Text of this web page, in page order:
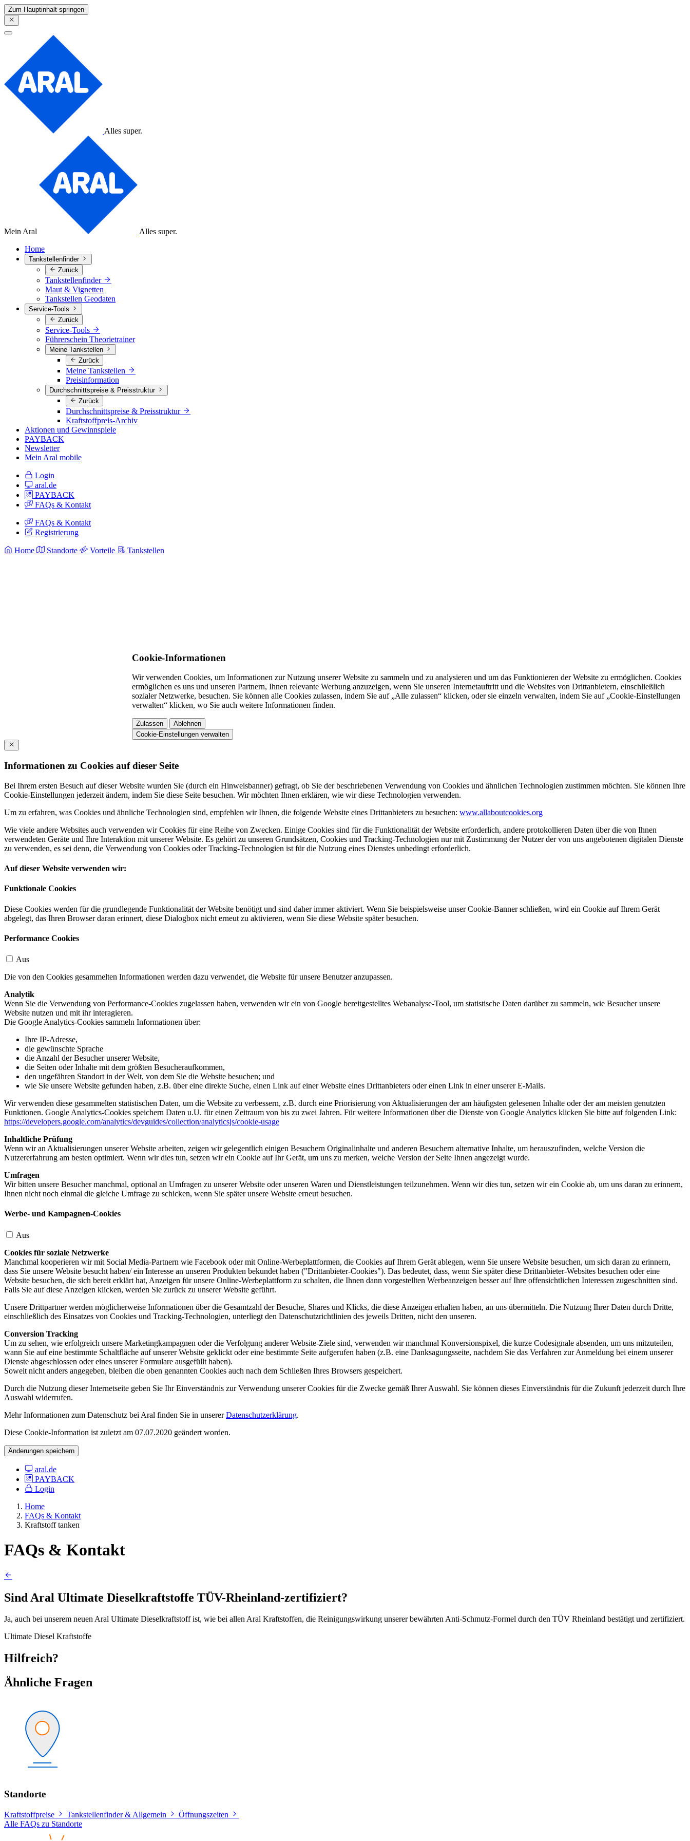
Zum Hauptinhalt springen
Alles super.
Mein Aral
Alles super.
Home
Tankstellenfinder
Zurück
Tankstellenfinder
Maut & Vignetten
Tankstellen Geodaten
Service-Tools
Zurück
Service-Tools
Führerschein Theorietrainer
Meine Tankstellen
Zurück
Meine Tankstellen
Preisinformation
Durchschnittspreise & Preisstruktur
Zurück
Durchschnittspreise & Preisstruktur
Kraftstoffpreis-Archiv
Aktionen und Gewinnspiele
PAYBACK
Newsletter
Mein Aral mobile
Login
aral.de
PAYBACK
FAQs & Kontakt
FAQs & Kontakt
Registrierung
Home Standorte Vorteile Tankstellen
Cookie-Informationen
Wir verwenden Cookies, um Informationen zur Nutzung unserer Website zu sammeln und zu analysieren und um das Funktionieren der Website zu ermöglichen. Cookies
ermöglichen es uns und unseren Partnern, Ihnen relevante Werbung anzuzeigen, wenn Sie unseren Internetauftritt und die Websites von Drittanbietern, einschließlich
sozialer Netzwerke, besuchen. Sie können alle Cookies zulassen, indem Sie auf „Alle zulassen“ klicken, oder sie einzeln verwalten, indem Sie auf „Cookie-Einstellungen
verwalten“ klicken, wo Sie auch weitere Informationen finden.
Zulassen
Ablehnen
Cookie-Einstellungen verwalten
Informationen zu Cookies auf dieser Seite
Bei Ihrem ersten Besuch auf dieser Website wurden Sie (durch ein Hinweisbanner) gefragt, ob Sie der beschriebenen Verwendung von Cookies und ähnlichen Technologien zustimmen möchten. Sie können Ihre
Cookie-Einstellungen jederzeit ändern, indem Sie diese Seite besuchen. Wir möchten Ihnen erklären, wie wir diese Technologien verwenden.
Um zu erfahren, was Cookies und ähnliche Technologien sind, empfehlen wir Ihnen, die folgende Website eines Drittanbieters zu besuchen: www.allaboutcookies.org
Wie viele andere Websites auch verwenden wir Cookies für eine Reihe von Zwecken. Einige Cookies sind für die Funktionalität der Website erforderlich, andere protokollieren Daten über die von Ihnen
verwendeten Geräte und Ihre Interaktion mit unserer Website. Es gehört zu unseren Grundsätzen, Cookies und Tracking-Technologien nur mit Zustimmung der Nutzer der von uns angebotenen digitalen Dienste
zu verwenden, es sei denn, die Verwendung von Cookies oder Tracking-Technologien ist für die Nutzung eines Dienstes unbedingt erforderlich.
Auf dieser Website verwenden wir:
Funktionale Cookies
Diese Cookies werden für die grundlegende Funktionalität der Website benötigt und sind daher immer aktiviert. Wenn Sie beispielsweise unser Cookie-Banner schließen, wird ein Cookie auf Ihrem Gerät
abgelegt, das Ihren Browser daran erinnert, diese Dialogbox nicht erneut zu aktivieren, wenn Sie diese Website später besuchen.
Performance Cookies
Aus
Die von den Cookies gesammelten Informationen werden dazu verwendet, die Website für unsere Benutzer anzupassen.
Analytik
Wenn Sie die Verwendung von Performance-Cookies zugelassen haben, verwenden wir ein von Google bereitgestelltes Webanalyse-Tool, um statistische Daten darüber zu sammeln, wie Besucher unsere
Website nutzen und mit ihr interagieren.
Die Google Analytics-Cookies sammeln Informationen über:
Ihre IP-Adresse,
die gewünschte Sprache
die Anzahl der Besucher unserer Website,
die Seiten oder Inhalte mit dem größten Besucheraufkommen,
den ungefähren Standort in der Welt, von dem Sie die Website besuchen; und
wie Sie unsere Website gefunden haben, z.B. über eine direkte Suche, einen Link auf einer Website eines Drittanbieters oder einen Link in einer unserer E-Mails.
Wir verwenden diese gesammelten statistischen Daten, um die Website zu verbessern, z.B. durch eine Priorisierung von Aktualisierungen der am häufigsten gelesenen Inhalte oder der am meisten genutzten
Funktionen. Google Analytics-Cookies speichern Daten u.U. für einen Zeitraum von bis zu zwei Jahren. Für weitere Informationen über die Dienste von Google Analytics klicken Sie bitte auf folgenden Link:
https://developers.google.com/analytics/devguides/collection/analyticsjs/cookie-usage
Inhaltliche Prüfung
Wenn wir an Aktualisierungen unserer Website arbeiten, zeigen wir gelegentlich einigen Besuchern Originalinhalte und anderen Besuchern alternative Inhalte, um herauszufinden, welche Version die
Nutzererfahrung am besten optimiert. Wenn wir dies tun, setzen wir ein Cookie auf Ihr Gerät, um uns zu merken, welche Version der Seite Ihnen angezeigt wurde.
Umfragen
Wir bitten unsere Besucher manchmal, optional an Umfragen zu unserer Website oder unseren Waren und Dienstleistungen teilzunehmen. Wenn wir dies tun, setzen wir ein Cookie ab, um uns daran zu erinnern,
Ihnen nicht noch einmal die gleiche Umfrage zu schicken, wenn Sie später unsere Website erneut besuchen.
Werbe- und Kampagnen-Cookies
Aus
Cookies für soziale Netzwerke
Manchmal kooperieren wir mit Social Media-Partnern wie Facebook oder mit Online-Werbeplattformen, die Cookies auf Ihrem Gerät ablegen, wenn Sie unsere Website besuchen, um sich daran zu erinnern,
dass Sie unsere Website besucht haben/ ein Interesse an unseren Produkten bekundet haben ("Drittanbieter-Cookies"). Das bedeutet, dass, wenn Sie später diese Drittanbieter-Websites besuchen oder eine
Website besuchen, die sich bereit erklärt hat, Anzeigen für unsere Online-Werbeplattform zu schalten, die Ihnen dann vorgestellten Werbeanzeigen besser auf Ihre offensichtlichen Interessen zugeschnitten sind.
Falls Sie auf diese Anzeigen klicken, werden Sie zurück zu unserer Website geführt.
Unsere Drittpartner werden möglicherweise Informationen über die Gesamtzahl der Besuche, Shares und Klicks, die diese Anzeigen erhalten haben, an uns übermitteln. Die Nutzung Ihrer Daten durch Dritte,
einschließlich des Einsatzes von Cookies und Tracking-Technologien, unterliegt den Datenschutzrichtlinien des jeweils Dritten, nicht den unseren.
Conversion Tracking
Um zu sehen, wie erfolgreich unsere Marketingkampagnen oder die Verfolgung anderer Website-Ziele sind, verwenden wir manchmal Konversionspixel, die kurze Codesignale absenden, um uns mitzuteilen,
wann Sie auf eine bestimmte Schaltfläche auf unserer Website geklickt oder eine bestimmte Seite aufgerufen haben (z.B. eine Danksagungsseite, nachdem Sie das Verfahren zur Anmeldung bei einem unserer
Dienste abgeschlossen oder eines unserer Formulare ausgefüllt haben).
Soweit nicht anders angegeben, bleiben die oben genannten Cookies auch nach dem Schließen Ihres Browsers gespeichert.
Durch die Nutzung dieser Internetseite geben Sie Ihr Einverständnis zur Verwendung unserer Cookies für die Zwecke gemäß Ihrer Auswahl. Sie können dieses Einverständnis für die Zukunft jederzeit durch Ihre
Auswahl widerrufen.
Mehr Informationen zum Datenschutz bei Aral finden Sie in unsererDatenschutzerklärung.
Diese Cookie-Information ist zuletzt am 07.07.2020 geändert worden.
Änderungen speichern
aral.de
PAYBACK
Login
Home
FAQs & Kontakt
Kraftstoff tanken
FAQs & Kontakt
Sind Aral Ultimate Dieselkraftstoffe TÜV-Rheinland-zertifiziert?
Ja, auch bei unserem neuen Aral Ultimate Dieselkraftstoff ist, wie bei allen Aral Kraftstoffen, die Reinigungswirkung unserer bewährten Anti-Schmutz-Formel durch den TÜV Rheinland bestätigt und zertifiziert.
Ultimate Diesel Kraftstoffe
Hilfreich?
Ähnliche Fragen
Standorte
Kraftstoffpreise Tankstellenfinder & Allgemein
Öffnungszeiten
Alle FAQs zu Standorte